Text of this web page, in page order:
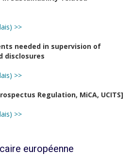
>>
needed in supervision of
disclosures
>>
Regulation, MiCA, UCITS]
>>
européenne